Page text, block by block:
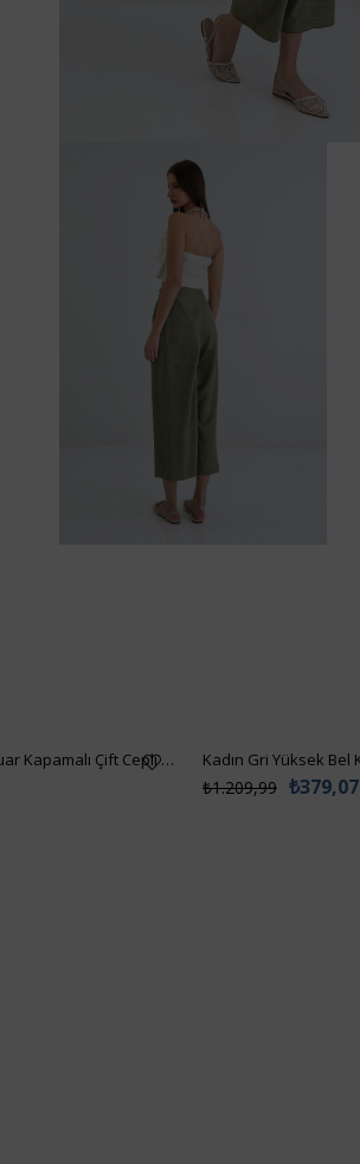
Kadın İNDİGO Desenli Fermuar Kapamalı Çift Cepli Palazzo Pantolon VS01510
₺379,07
₺1.209,99